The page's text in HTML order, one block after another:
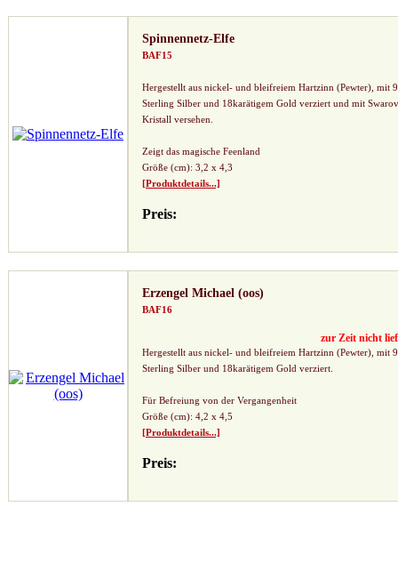
Spinnennetz-Elfe
BAF15
Hergestellt aus nickel- und bleifreiem Hartzinn (Pewter), mit
Sterling Silber und 18karätigem Gold verziert und mit
Kristall versehen.
Zeigt das magische Feenland
Größe (cm): 3,2 x 4,3
[Produktdetails...]
Preis:
Erzengel Michael (oos)
BAF16
zur Zeit nicht
Hergestellt aus nickel- und bleifreiem Hartzinn (Pewter), mit
Sterling Silber und 18karätigem Gold verziert.
Für Befreiung von der Vergangenheit
Größe (cm): 4,2 x 4,5
[Produktdetails...]
Preis: